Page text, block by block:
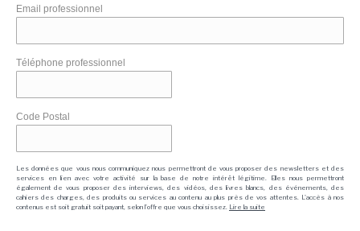
Email professionnel
Téléphone professionnel
Code Postal
Les données que vous nous communiquez nous permettront de vous proposer des newsletters et des
services en lien avec votre activité sur la base de notre intérêt légitime. Elles nous permettront
également de vous proposer des interviews, des vidéos, des livres blancs, des événements, des
cahiers des charges, des produits ou services au contenu au plus près de vos attentes. L'accès à nos
contenus est soit gratuit soit payant, selon l'offre que vous choisissez. Lire la suite